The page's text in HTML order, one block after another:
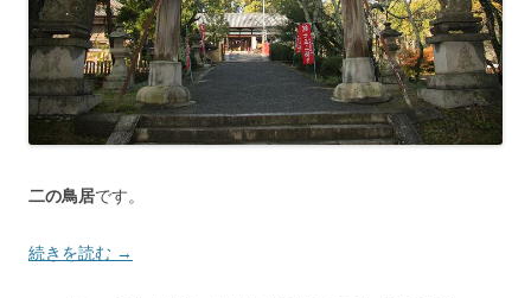
二の鳥居です。
続きを読む →